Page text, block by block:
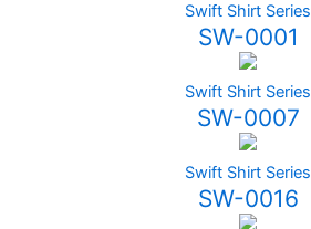
Swift Shirt Series
SW-0001
Swift Shirt Series
SW-0007
Swift Shirt Series
SW-0016